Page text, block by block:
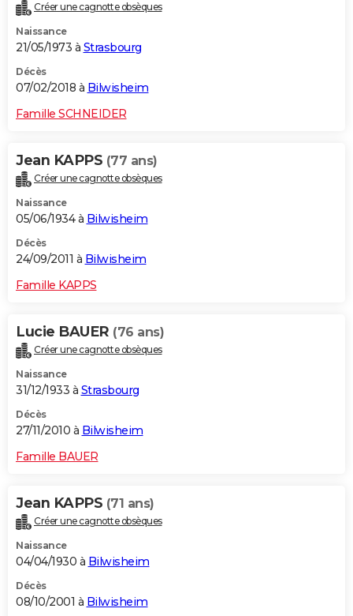
Créer une cagnotte obsèques
Naissance
21/05/1973 à Strasbourg
Décès
07/02/2018 à Bilwisheim
Famille SCHNEIDER
Jean KAPPS (77 ans)
Créer une cagnotte obsèques
Naissance
05/06/1934 à Bilwisheim
Décès
24/09/2011 à Bilwisheim
Famille KAPPS
Lucie BAUER (76 ans)
Créer une cagnotte obsèques
Naissance
31/12/1933 à Strasbourg
Décès
27/11/2010 à Bilwisheim
Famille BAUER
Jean KAPPS (71 ans)
Créer une cagnotte obsèques
Naissance
04/04/1930 à Bilwisheim
Décès
08/10/2001 à Bilwisheim